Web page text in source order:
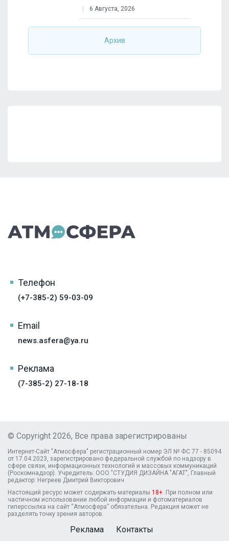
6 Августа, 2026
Архив
Телефон
(+7-385-2) 59-03-09
Email
news.asfera@ya.ru
Реклама
(7-385-2) 27-18-18
© Copyright 2026, Все права зарегистрированы
Интернет-Сайт "Атмосфера" регистрационный номер ЭЛ № ФС 77 - 85094
от 17.04.2023, зарегистрировано федеральной службой по надзору в
сфере связи, информационных технологий и массовых коммуникаций
(Роскомнадзор). Учредитель: ООО "СТУДИЯ ДИЗАЙНА "АГАТ", Главный
редактор: Негреев Дмитрий Викторович
Настоящий ресурс может содержать материалы 18+ . При полном или
частичном использовании любой информации и фотоматериалов
гиперссылка на сайт “Атмосфера” обязательна. Редакция может не
разделять точку зрения авторов.
Реклама Контакты